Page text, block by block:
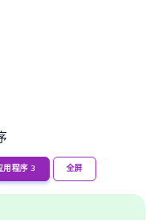
用程序 3 全屏